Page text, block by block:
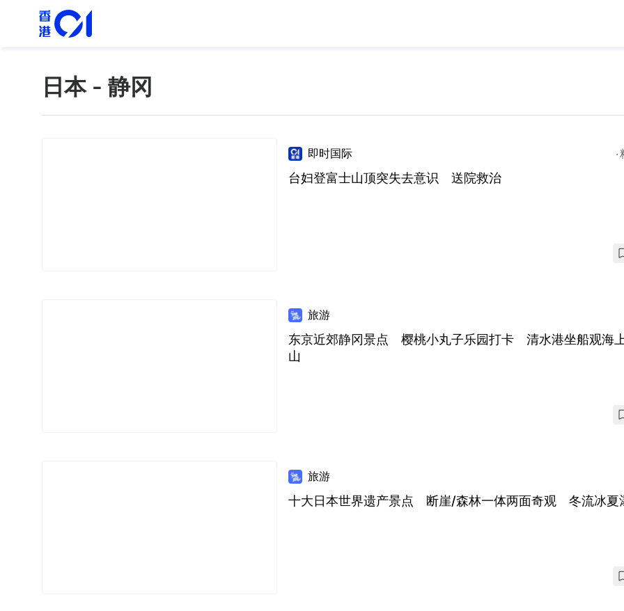
日本 - 静冈
即时国际
台妇登富士山顶突失去意识 送院救治
旅游
东京近郊静冈景点 樱桃小丸子乐园打卡 清水港坐船观海
山
旅游
十大日本世界遗产景点 断崖/森林一体两面奇观 冬流冰夏